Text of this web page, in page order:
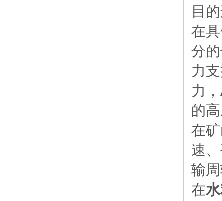
目
在
分
力
力
的
在
速
输
在